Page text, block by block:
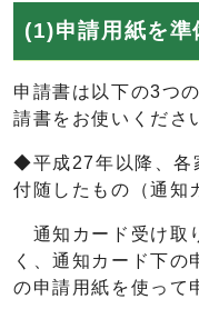
(1)申請用紙を準
申請書は以下の3つ
請書をお使いくださ
◆平成27年以降、各
付随したもの（通知
通知カード受け取
く、通知カード下の
の申請用紙を使って